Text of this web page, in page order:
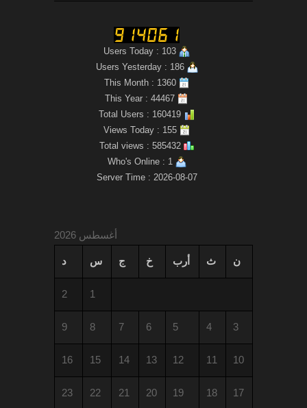
Users Yesterday : 186
This Month : 1360
Views Today : 155
Total views : 585432
Server Time : 2026-08-07
أغسطس 2026
ن ث أرب خ ج س د
1
2
3
4
5
6
7
8
9
10
11
12
13
14
15
16
17
18
19
20
21
22
23